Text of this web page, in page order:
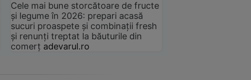
Cele mai bune storcătoare de fructe
și legume în 2026: prepari acasă
sucuri proaspete și combinații fresh
și renunți treptat la băuturile din
comerț adevarul.ro